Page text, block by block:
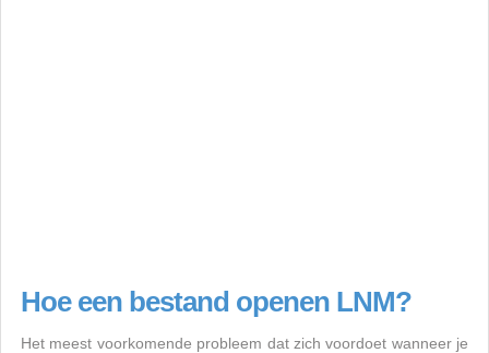
Hoe een bestand openen LNM?
Het meest voorkomende probleem dat zich voordoet wanneer je